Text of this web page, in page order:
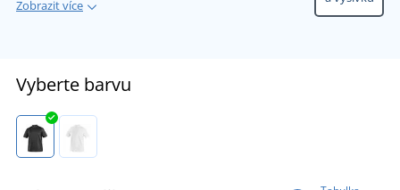
Zobrazit více
Vyberte barvu